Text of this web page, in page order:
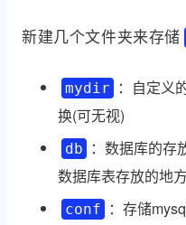
新建几个文件夹来存储
mydir
：自定义
换(可无视)
db
：数据库的存
数据库表存放的地方
conf ：存储